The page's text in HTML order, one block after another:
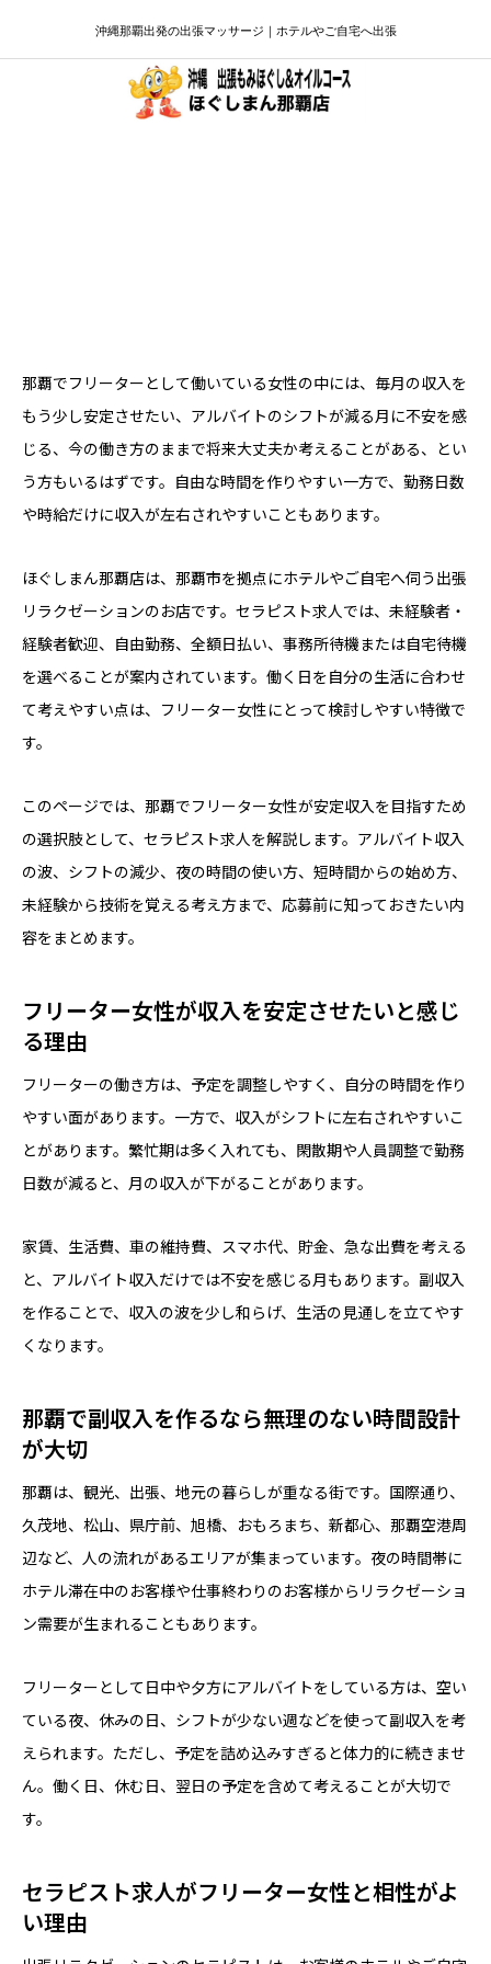
沖縄那覇出発の出張マッサージ｜ホテルやご自宅へ出張
那覇でフリーターとして働いている女性の中には、毎月の収入を
もう少し安定させたい、アルバイトのシフトが減る月に不安を感
じる、今の働き方のままで将来大丈夫か考えることがある、とい
う方もいるはずです。自由な時間を作りやすい一方で、勤務日数
や時給だけに収入が左右されやすいこともあります。
ほぐしまん那覇店は、那覇市を拠点にホテルやご自宅へ伺う出張
リラクゼーションのお店です。セラピスト求人では、未経験者・
経験者歓迎、自由勤務、全額日払い、事務所待機または自宅待機
を選べることが案内されています。働く日を自分の生活に合わせ
て考えやすい点は、フリーター女性にとって検討しやすい特徴で
す。
このページでは、那覇でフリーター女性が安定収入を目指すため
の選択肢として、セラピスト求人を解説します。アルバイト収入
の波、シフトの減少、夜の時間の使い方、短時間からの始め方、
未経験から技術を覚える考え方まで、応募前に知っておきたい内
容をまとめます。
フリーター女性が収入を安定させたいと感じ
る理由
フリーターの働き方は、予定を調整しやすく、自分の時間を作り
やすい面があります。一方で、収入がシフトに左右されやすいこ
とがあります。繁忙期は多く入れても、閑散期や人員調整で勤務
日数が減ると、月の収入が下がることがあります。
家賃、生活費、車の維持費、スマホ代、貯金、急な出費を考える
と、アルバイト収入だけでは不安を感じる月もあります。副収入
を作ることで、収入の波を少し和らげ、生活の見通しを立てやす
くなります。
那覇で副収入を作るなら無理のない時間設計
が大切
那覇は、観光、出張、地元の暮らしが重なる街です。国際通り、
久茂地、松山、県庁前、旭橋、おもろまち、新都心、那覇空港周
辺など、人の流れがあるエリアが集まっています。夜の時間帯に
ホテル滞在中のお客様や仕事終わりのお客様からリラクゼーショ
ン需要が生まれることもあります。
フリーターとして日中や夕方にアルバイトをしている方は、空い
ている夜、休みの日、シフトが少ない週などを使って副収入を考
えられます。ただし、予定を詰め込みすぎると体力的に続きませ
ん。働く日、休む日、翌日の予定を含めて考えることが大切で
す。
セラピスト求人がフリーター女性と相性がよ
い理由